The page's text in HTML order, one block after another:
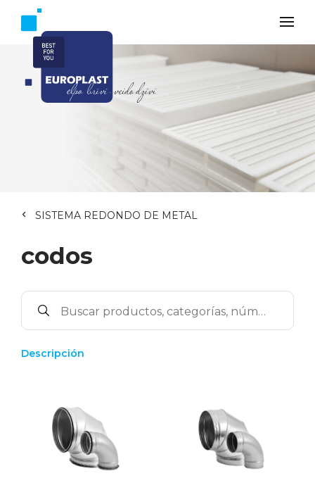
SISTEMA REDONDO DE METAL
codos
Descripción